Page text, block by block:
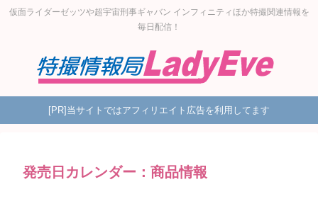
仮面ライダーゼッツや超宇宙刑事ギャバン インフィニティほか特撮関連情報を
毎日配信！
[PR]当サイトではアフィリエイト広告を利用してます
発売日カレンダー：商品情報